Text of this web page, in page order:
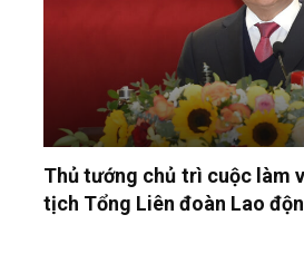
Thủ tướng chủ trì cuộc làm
tịch Tổng Liên đoàn Lao